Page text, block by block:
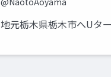
地元栃木県栃木市へUタ